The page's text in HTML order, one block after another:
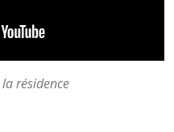
résidence